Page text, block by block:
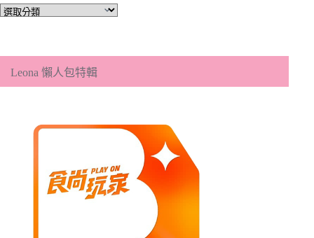
文
類
Leona 懶人包特輯